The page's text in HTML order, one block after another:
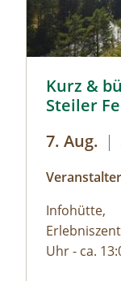
Kurz &
Steiler
7. Aug. |
Infohütte,
Uhr - ca.